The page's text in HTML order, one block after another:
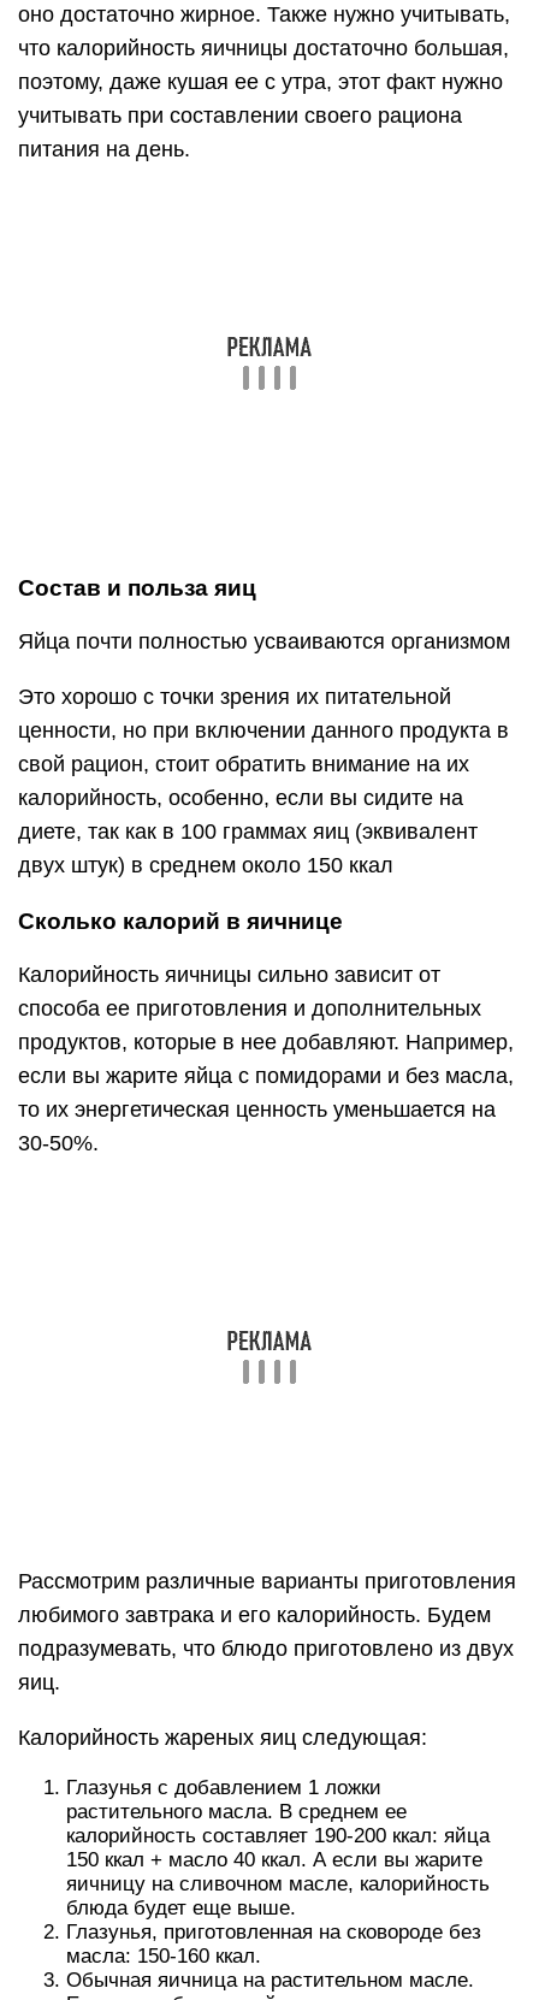
оно достаточно жирное. Также нужно учитывать,
что калорийность яичницы достаточно большая,
поэтому, даже кушая ее с утра, этот факт нужно
учитывать при составлении своего рациона
питания на день.
ценности, но при включении данного продукта в
Калорийность яичницы сильно зависит от
продуктов, которые в нее добавляют. Например,
если вы жарите яйца с помидорами и без масла,
то их энергетическая ценность уменьшается на
30-50%.
Рассмотрим различные варианты приготовления
любимого завтрака и его калорийность. Будем
подразумевать, что блюдо приготовлено из двух
яиц.
Калорийность жареных яиц следующая:
Глазунья с добавлением 1 ложки
растительного масла. В среднем ее
калорийность составляет 190-200 ккал: яйца
150 ккал + масло 40 ккал. А если вы жарите
яичницу на сливочном масле, калорийность
блюда будет еще выше.
масла на сковороде с антипригарным
покрытием — отнимите еще 20-30 ккал.
Яичница с помидорами. При использовании
Самые полезные рецепты яичницы
Для того, чтобы завтрак был не только вкусным,
но и полезным, содержал разумное количество
калорий, рекомендуется готовить яичницу без
масла. Кроме всего прочего, это снизит не
только калорийность, но и уменьшит количество
канцерогенов, которые вы получите с едой. Ведь
известно, что эти яды вырабатываются как раз
при нагревании растительного масла. Но если у
вас возможности жарить на сковороде без масла
нет, постарайтесь минимизировать его
количество.